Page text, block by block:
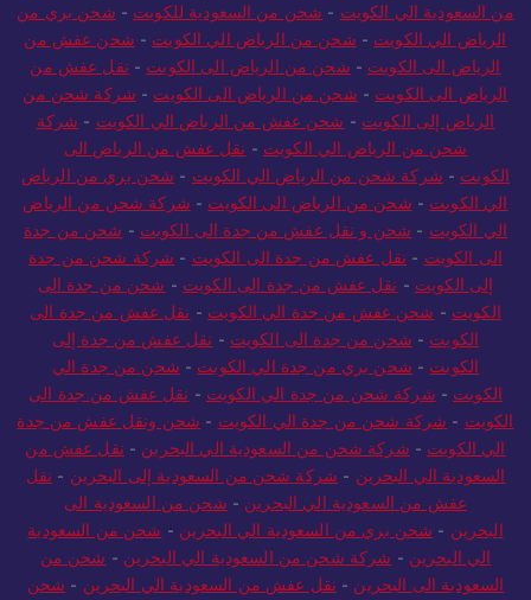
من السعودية الي الكويت - شحن من السعودية للكويت - شحن بري من
الرياض الي الكويت - شحن من الرياض الي الكويت - شحن عفش من
الرياض الى الكويت - شحن من الرياض الى الكويت - نقل عفش من
الرياض الى الكويت - شحن من الرياض الى الكويت - شركة شحن من
الرياض إلى الكويت - شحن عفش من الرياض الي الكويت - شركة
شحن من الرياض الي الكويت - نقل عفش من الرياض الى
الكويت - شركة شحن من الرياض الي الكويت - شحن بري من الرياض
الي الكويت - شحن من الرياض الى الكويت - شركة شحن من الرياض
الي الكويت - شحن و نقل عفش من جدة الى الكويت - شحن من جدة
الى الكويت - نقل عفش من جدة الى الكويت - شركة شحن من جدة
إلى الكويت - نقل عفش من جدة الى الكويت - شحن من جدة الى
الكويت - شحن عفش من جدة الي الكويت - نقل عفش من جدة الى
الكويت - شحن من جدة الى الكويت - نقل عفش من جدة إلى
الكويت - شحن بري من جدة الي الكويت - شحن من جدة الي
الكويت - شركة شحن من جدة الي الكويت - نقل عفش من جدة الى
الكويت - شركة شحن من جدة الي الكويت - شحن ونقل عفش من جدة
الي الكويت - شركة شحن من السعودية الي البحرين - نقل عفش من
السعودية الي البحرين - شركة شحن من السعودية إلى البحرين - نقل
عفش من السعودية الي البحرين - شحن من السعودية الى
البحرين - شحن بري من السعودية الي البحرين - شحن من السعودية
الي البحرين - شركة شحن من السعودية الي البحرين - شحن من
السعودية الى البحرين - نقل عفش من السعودية الي البحرين - شحن